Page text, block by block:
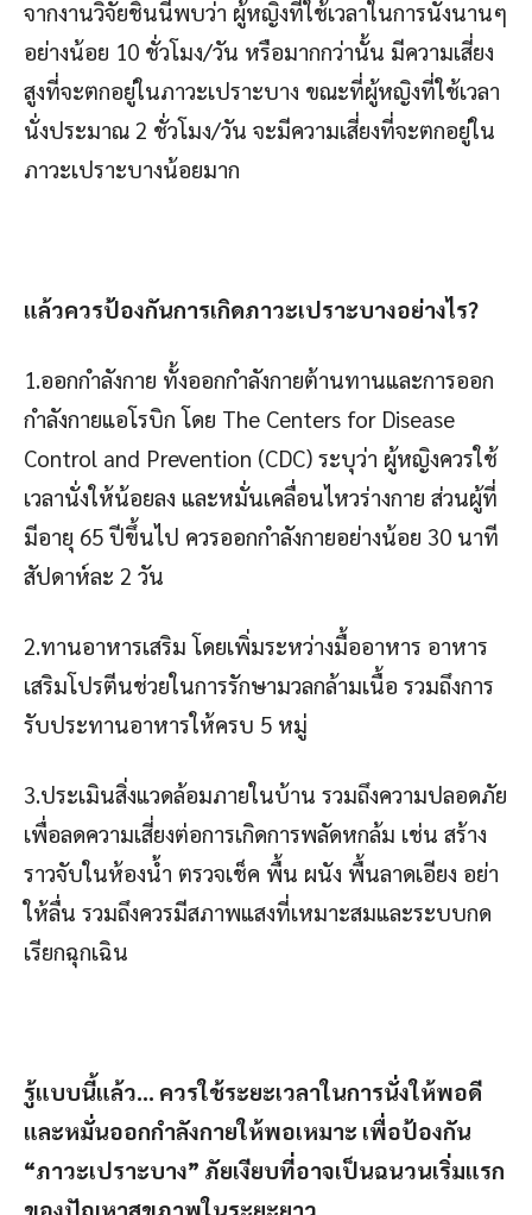
จากงานวิจัยชิ้นนี้พบว่า ผู้หญิงที่ใช้เวลาในการนั่งนานๆ
อย่างน้อย 10 ชั่วโมง/วัน หรือมากกว่านั้น มีความเสี่ยง
สูงที่จะตกอยู่ในภาวะเปราะบาง ขณะที่ผู้หญิงที่ใช้เวลา
นั่งประมาณ 2 ชั่วโมง/วัน จะมีความเสี่ยงที่จะตกอยู่ใน
ภาวะเปราะบางน้อยมาก
แล้วควรป้องกันการเกิดภาวะเปราะบางอย่างไร?
1.ออกกำลังกาย ทั้งออกกำลังกายต้านทานและการออก
กำลังกายแอโรบิก โดย The Centers for Disease
Control and Prevention (CDC) ระบุว่า ผู้หญิงควรใช้
เวลานั่งให้น้อยลง และหมั่นเคลื่อนไหวร่างกาย ส่วนผู้ที่
มีอายุ 65 ปีขึ้นไป ควรออกกำลังกายอย่างน้อย 30 นาที
สัปดาห์ละ 2 วัน
2.ทานอาหารเสริม โดยเพิ่มระหว่างมื้ออาหาร อาหาร
เสริมโปรตีนช่วยในการรักษามวลกล้ามเนื้อ รวมถึงการ
รับประทานอาหารให้ครบ 5 หมู่
3.ประเมินสิ่งแวดล้อมภายในบ้าน รวมถึงความปลอดภัย
เพื่อลดความเสี่ยงต่อการเกิดการพลัดหกล้ม เช่น สร้าง
ราวจับในห้องน้ำ ตรวจเช็ค พื้น ผนัง พื้นลาดเอียง อย่า
ให้ลื่น รวมถึงควรมีสภาพแสงที่เหมาะสมและระบบกด
เรียกฉุกเฉิน
รู้แบบนี้แล้ว… ควรใช้ระยะเวลาในการนั่งให้พอดี
และหมั่นออกกำลังกายให้พอเหมาะ เพื่อป้องกัน
“ภาวะเปราะบาง” ภัยเงียบที่อาจเป็นฉนวนเริ่มแรก
ของปัญหาสุขภาพในระยะยาว